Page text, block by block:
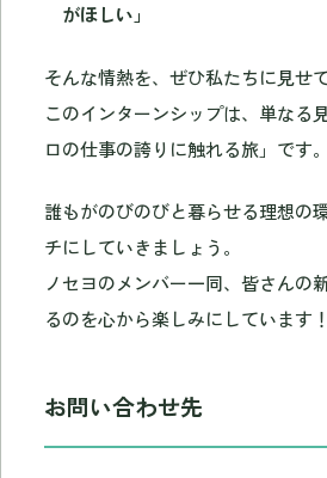
がほしい」
そんな情熱を、ぜひ私たちに見せ
このインターンシップは、単なる
ロの仕事の誇りに触れる旅」です。
誰もがのびのびと暮らせる理想の
チにしていきましょう。
ノセヨのメンバー一同、皆さんの
るのを心から楽しみにしています！
お問い合わせ先